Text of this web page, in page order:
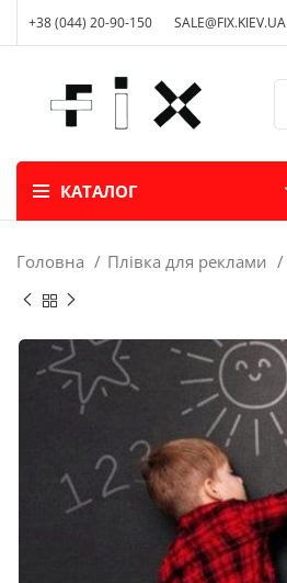
+38 (044) 20-90-150 SALE@FIX.KIEV.UA
КАТАЛОГ
Головна Плівка для реклами